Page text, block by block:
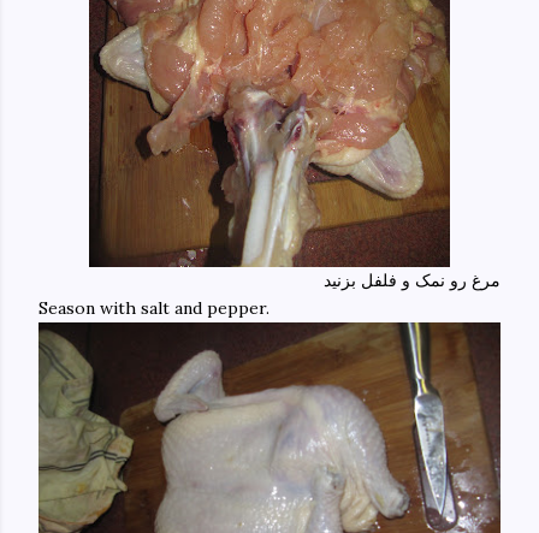
مرغ رو نمک و فلفل بزنید
Season with salt and pepper.